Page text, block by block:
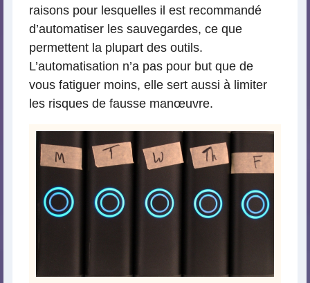
raisons pour lesquelles il est recommandé
d’automatiser les sauvegardes, ce que
permettent la plupart des outils.
L’automatisation n’a pas pour but que de
vous fatiguer moins, elle sert aussi à limiter
les risques de fausse manœuvre.